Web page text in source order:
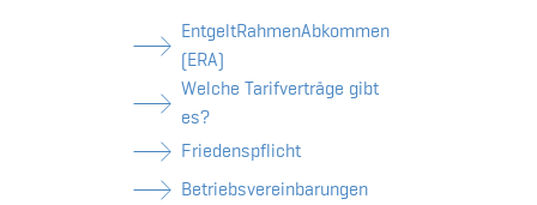
EntgeltRahmenAbkommen
(ERA)
Welche Tarifverträge gibt
es?
Friedenspflicht
Betriebsvereinbarungen